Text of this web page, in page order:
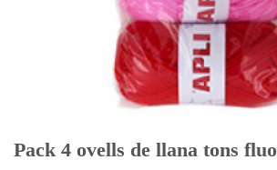
Pack 4 ovells de llana tons